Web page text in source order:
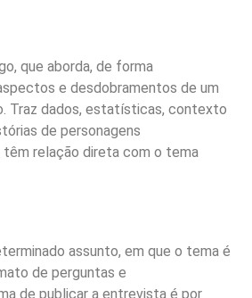
que aborda, de forma
e desdobramentos de um
Traz dados, estatísticas, contexto
de personagens
relação direta com o tema
assunto, em que o tema é
de perguntas e
de publicar a entrevista é por